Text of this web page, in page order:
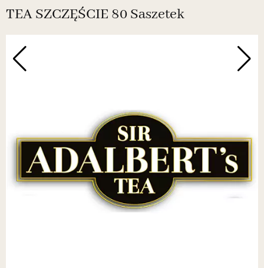
TEA SZCZĘŚCIE 80 Saszetek